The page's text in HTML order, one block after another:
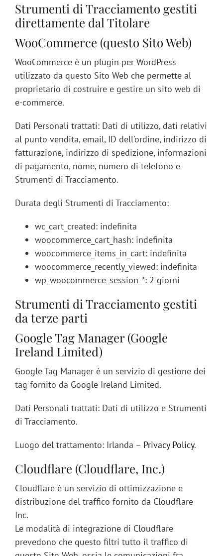
Strumenti di Tracciamento gestiti
direttamente dal Titolare
WooCommerce (questo Sito Web)
WooCommerce è un plugin per WordPress
utilizzato da questo Sito Web che permette al
proprietario di costruire e gestire un sito web di
e-commerce.
Dati Personali trattati: Dati di utilizzo, dati relativi
al punto vendita, email, ID dell'ordine, indirizzo di
fatturazione, indirizzo di spedizione, informazioni
di pagamento, nome, numero di telefono e
Strumenti di Tracciamento.
Durata degli Strumenti di Tracciamento:
wc_cart_created: indefinita
woocommerce_cart_hash: indefinita
woocommerce_items_in_cart: indefinita
woocommerce_recently_viewed: indefinita
wp_woocommerce_session_*: 2 giorni
Strumenti di Tracciamento gestiti
da terze parti
Google Tag Manager (Google
Ireland Limited)
Google Tag Manager è un servizio di gestione dei
tag fornito da Google Ireland Limited.
Dati Personali trattati: Dati di utilizzo e Strumenti
di Tracciamento.
Luogo del trattamento: Irlanda – Privacy Policy.
Cloudflare (Cloudflare, Inc.)
Cloudflare è un servizio di ottimizzazione e
distribuzione del traffico fornito da Cloudflare
Inc.
Le modalità di integrazione di Cloudflare
prevedono che questo filtri tutto il traffico di